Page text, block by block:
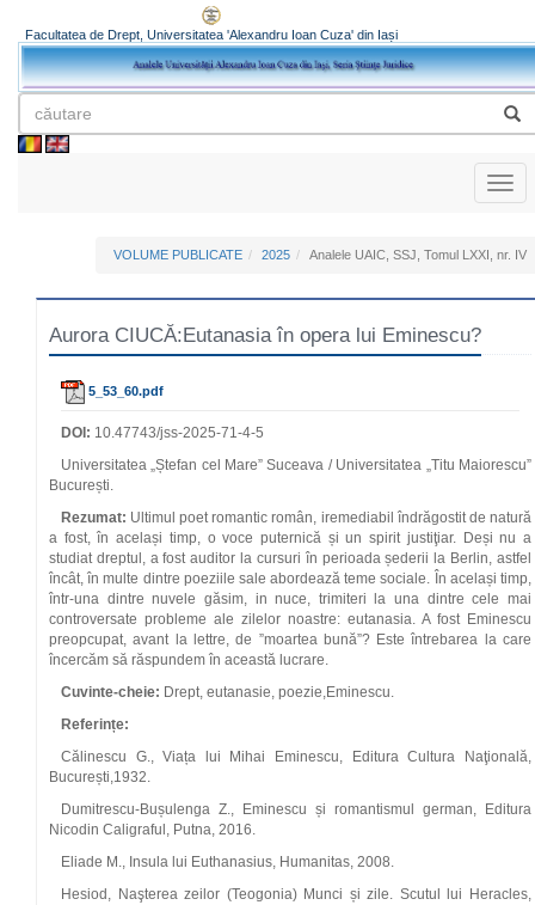
Facultatea de Drept, Universitatea 'Alexandru Ioan Cuza' din Iași
VOLUME PUBLICATE 2025 Analele UAIC, SSJ, Tomul LXXI, nr. IV
Aurora CIUCĂ:Eutanasia în opera lui Eminescu?
5_53_60.pdf
DOI: 10.47743/jss-2025-71-4-5
Universitatea „Ștefan cel Mare” Suceava / Universitatea „Titu Maiorescu”
București.
Rezumat: Ultimul poet romantic român, iremediabil îndrăgostit de natură
a fost, în același timp, o voce puternică și un spirit justiţiar. Deși nu a
studiat dreptul, a fost auditor la cursuri în perioada șederii la Berlin, astfel
încât, în multe dintre poeziile sale abordează teme sociale. În același timp,
într-una dintre nuvele găsim, in nuce, trimiteri la una dintre cele mai
controversate probleme ale zilelor noastre: eutanasia. A fost Eminescu
preopcupat, avant la lettre, de ”moartea bună”? Este întrebarea la care
încercăm să răspundem în această lucrare.
Cuvinte-cheie: Drept, eutanasie, poezie,Eminescu.
Referințe:
Călinescu G., Viața lui Mihai Eminescu, Editura Cultura Naţională,
București,1932.
Dumitrescu-Bușulenga Z., Eminescu și romantismul german, Editura
Nicodin Caligraful, Putna, 2016.
Eliade M., Insula lui Euthanasius, Humanitas, 2008.
Hesiod, Naşterea zeilor (Teogonia) Munci și zile. Scutul lui Heracles,